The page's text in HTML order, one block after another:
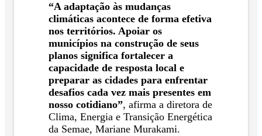
“A adaptação às mudanças
climáticas acontece de forma efetiva
nos territórios. Apoiar os
municípios na construção de seus
planos significa fortalecer a
capacidade de resposta local e
preparar as cidades para enfrentar
desafios cada vez mais presentes em
nosso cotidiano”, afirma a diretora de
Clima, Energia e Transição Energética
da Semae, Mariane Murakami.